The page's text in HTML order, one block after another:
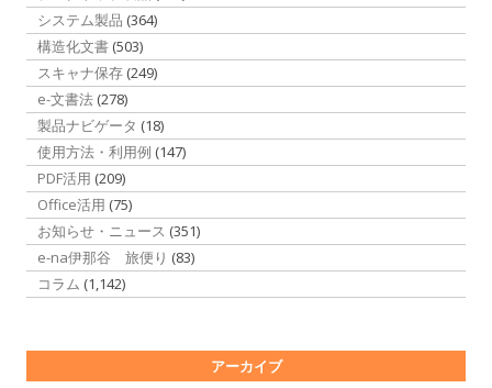
システム製品 (364)
構造化文書 (503)
スキャナ保存 (249)
e-文書法 (278)
製品ナビゲータ (18)
使用方法・利用例 (147)
PDF活用 (209)
Office活用 (75)
お知らせ・ニュース (351)
e-na伊那谷 旅便り (83)
コラム (1,142)
アーカイブ